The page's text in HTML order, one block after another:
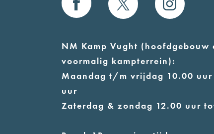
NM Kamp Vught (hoofdgebouw
voormalig kampterrein):
Maandag t/m vrijdag 10.00 uur
uur
Zaterdag & zondag 12.00 uur